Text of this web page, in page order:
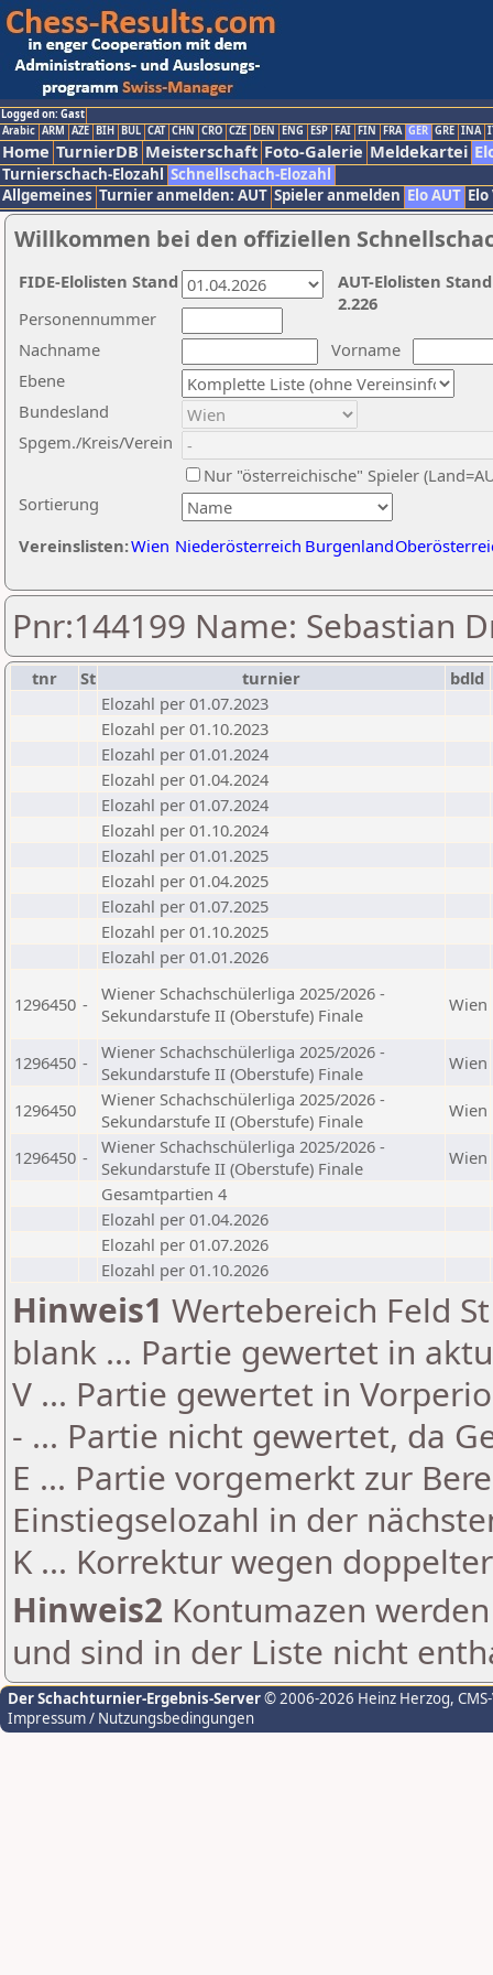
Logged on: Gast
Arabic ARM AZE BIH BUL CAT CHN CRO CZE DEN ENG ESP FAI FIN FRA GER GRE INA
Home TurnierDB Meisterschaft Foto-Galerie Meldekartei
Turnierschach-Elozahl Schnellschach-Elozahl
Allgemeines Turnier anmelden: AUT Spieler anmelden Elo AUT
Willkommen bei den offiziellen
Nachname
Vorname
Ebene
Sortierung
Personennummer
Bundesland
Spgem./Kreis/Verein
Nur "österreichische" Spieler
Vereinslisten:Wien Niederösterreich Burgenland
AUT-Elolisten
2.226
FIDE-Elolisten Stand
Pnr:144199 Name: Sebastian
tnr St turnier bdld
Elozahl per 01.07.2023
Elozahl per 01.10.2023
Elozahl per 01.01.2024
Elozahl per 01.04.2024
Elozahl per 01.07.2024
Elozahl per 01.10.2024
Elozahl per 01.01.2025
Elozahl per 01.04.2025
Elozahl per 01.07.2025
Elozahl per 01.10.2025
Elozahl per 01.01.2026
1296450 -
Wiener Schachschülerliga 2025/2026 -
Sekundarstufe II (Oberstufe) Finale
Wien
1296450 -
Wiener Schachschülerliga 2025/2026 -
Sekundarstufe II (Oberstufe) Finale
Wien
1296450
Wiener Schachschülerliga 2025/2026 -
Sekundarstufe II (Oberstufe) Finale
Wien
1296450 -
Wiener Schachschülerliga 2025/2026 -
Sekundarstufe II (Oberstufe) Finale
Wien
Gesamtpartien 4
Elozahl per 01.04.2026
Elozahl per 01.07.2026
Elozahl per 01.10.2026
Hinweis1 Wertebereich Feld
blank ... Partie gewertet in
V ... Partie gewertet in
- ... Partie nicht gewertet, da
E ... Partie vorgemerkt zur
Einstiegselozahl in der
K ... Korrektur wegen
Hinweis2 Kontumazen
und sind in der Liste nicht
Der Schachturnier-Ergebnis-Server© 2006-2026 Heinz Herzog,
Impressum / Nutzungsbedingungen